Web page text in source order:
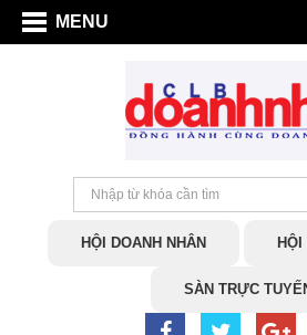
MENU
HỘI DOANH NHÂN
SÀN TRỰC